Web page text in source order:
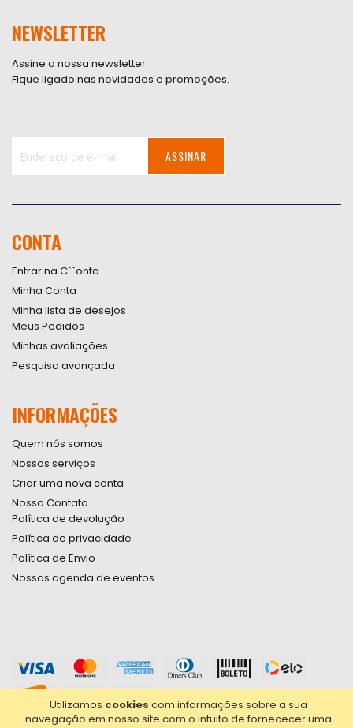
Utilizamos cookies com informações sobre a sua
navegação em nosso site com o intuito de fornececer uma
NEWSLETTER
Assine a nossa newsletter
Fique ligado nas novidades e promoções.
Newsletter:
ASSINAR
CONTA
Entrar na C``onta
Minha Conta
Minha lista de desejos
Meus Pedidos
Minhas avaliações
Pesquisa avançada
INFORMAÇÕES
Quem nós somos
Nossos serviços
Criar uma nova conta
Nosso Contato
Política de devolução
Política de privacidade
Política de Envio
Nossas agenda de eventos